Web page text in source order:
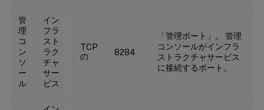
管
理
コ
ン
ソ
ー
ル
イン
フラ
スト
ラク
チャ
サー
ビス
TCP
の
8284
「管理ポート」。 管理
コンソールがインフラ
ストラクチャサービス
に接続するポート。